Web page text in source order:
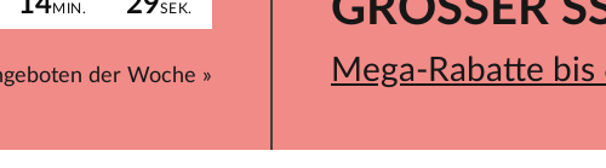
MIN. SEK.
der Woche »
GROSSER
Mega-Rabatte